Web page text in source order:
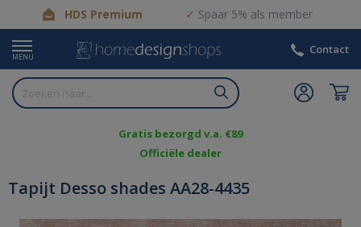
HDS Premium Spaar 5% als member
MENU
Contact
Gratis bezorgd v.a. €89
Officiële dealer
Tapijt Desso shades AA28-4435